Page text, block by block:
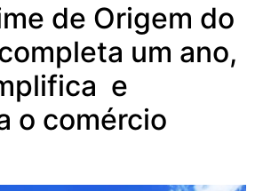
de Origem do
um ano,
e
o comércio